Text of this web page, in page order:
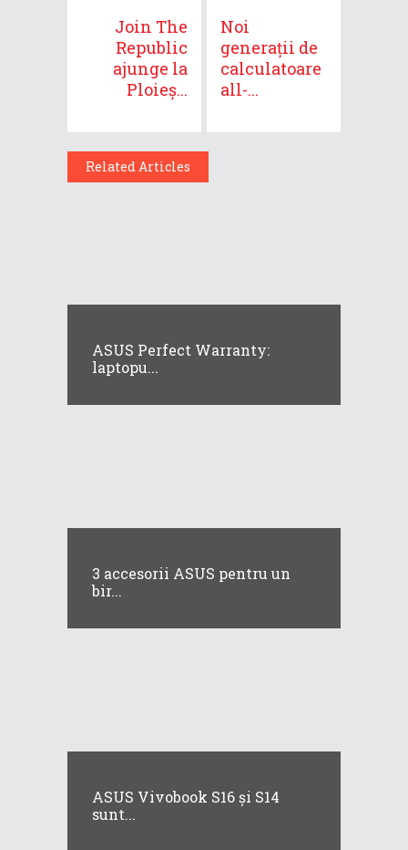
Join The
Republic
ajunge la
Ploieș...
Noi
generații de
calculatoare
all-...
Related Articles
ASUS Perfect Warranty:
laptopu...
3 accesorii ASUS pentru un
bir...
ASUS Vivobook S16 și S14
sunt...